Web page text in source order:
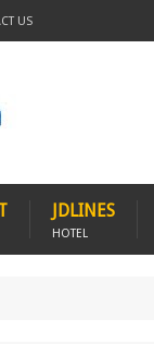
US
JDLINES
HOTEL